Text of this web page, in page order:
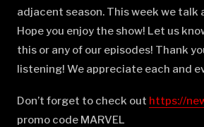
adjacent season. This week we talk
Hope you enjoy the show! Let us
this or any of our episodes! Thank
listening! We appreciate each and
Don’t forget to check out ⁠⁠⁠⁠⁠⁠⁠⁠⁠⁠⁠⁠⁠⁠⁠⁠⁠⁠⁠⁠⁠⁠⁠⁠⁠⁠⁠⁠⁠⁠⁠⁠⁠⁠⁠⁠⁠⁠⁠⁠⁠⁠⁠⁠⁠⁠⁠⁠⁠⁠https://
promo code MARVEL